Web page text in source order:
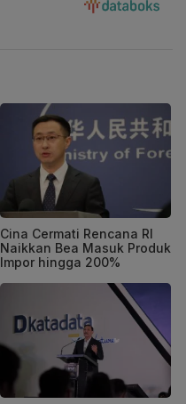
Cina Cermati Rencana RI
Naikkan Bea Masuk Produk
Impor hingga 200%